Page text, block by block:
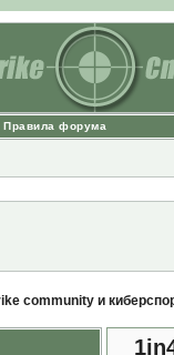
Правила форума
community и